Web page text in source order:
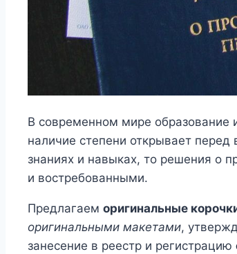
В современном мире образование
наличие степени открывает
знаниях и навыках, то решения о
и востребованными.
Предлагаем оригинальные
оригинальными макетами,
занесение в реестр и регистрацию